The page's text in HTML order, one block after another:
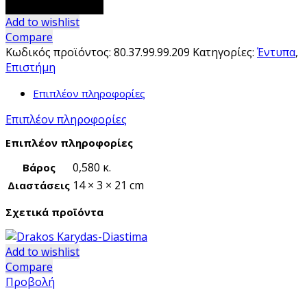
Y
&
Z
-
έσπασε
κώδικας
του
ποσότητα
Add to wishlist
Compare
Κωδικός προϊόντος: 80.37.99.99.209 Κατηγορίες: Έντυπα,
Επιστήμη
Επιπλέον πληροφορίες
Επιπλέον πληροφορίες
Επιπλέον πληροφορίες
Βάρος
0,580 κ.
Διαστάσεις 14 × 3 × 21 cm
Σχετικά προϊόντα
Add to wishlist
Compare
Προβολή